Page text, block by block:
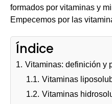
formados por vitaminas y
Empecemos por las
Índice
1. Vitaminas: definición y
1.1. Vitaminas
1.2. Vitaminas